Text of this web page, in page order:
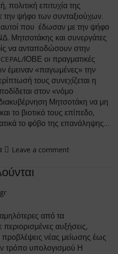
πολιτική επιτυχία της
την ψήφο των συνταξιούχων.
αυτοί που έδωσαν με την ψήφο
Μητσοτάκης και συνεργάτες
να ανταποδώσουν στην
ΙΟΒΕ οι πραγματικές
έμειναν «παγωμένες» την
τους συνεχίζεται η
στον «νόμο
Μητσοτάκη να μη
το βιοτικό τους επίπεδο,
το φόβο της επανάληψης…
Leave a comment
από τα
αυξήσεις,
νέας μείωσης έως
τρόπο υπολογισμού Η